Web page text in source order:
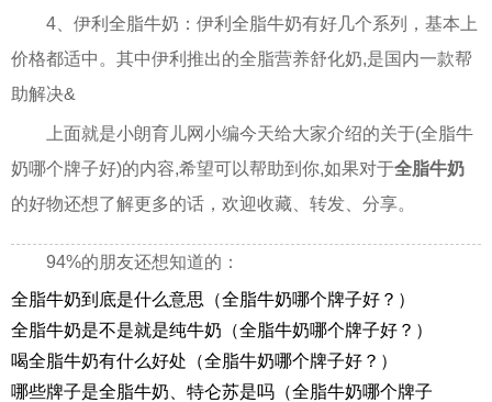
4、伊利全脂牛奶：伊利全脂牛奶有好几个系列，基本上
价格都适中。其中伊利推出的全脂营养舒化奶,是国内一款帮
助解决&
上面就是小朗育儿网小编今天给大家介绍的关于(全脂牛
奶哪个牌子好)的内容,希望可以帮助到你,如果对于全脂牛奶
的好物还想了解更多的话，欢迎收藏、转发、分享。
94%的朋友还想知道的：
全脂牛奶到底是什么意思（全脂牛奶哪个牌子好？）
全脂牛奶是不是就是纯牛奶（全脂牛奶哪个牌子好？）
喝全脂牛奶有什么好处（全脂牛奶哪个牌子好？）
哪些牌子是全脂牛奶、特仑苏是吗（全脂牛奶哪个牌子